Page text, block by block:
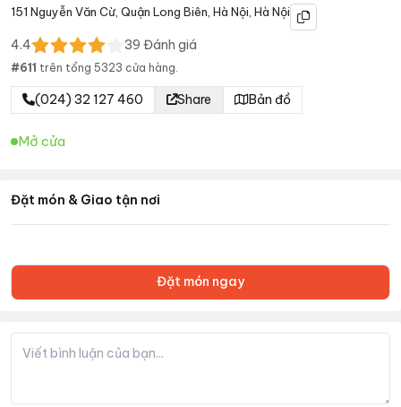
151 Nguyễn Văn Cừ Quận Long Biên Hà Nội Hà Nội
4.4 39 Đánh giá
#611 trên tổng 5323 cửa hàng.
(024) 32 127 460 Share Bản đồ
Mở cửa
Đặt món & Giao tận nơi
Đặt món ngay